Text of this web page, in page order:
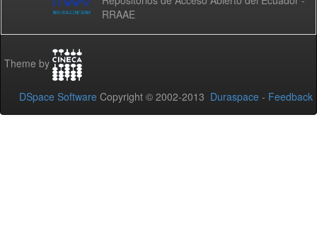
RRAAE
Theme by
DSpace Software Copyright © 2002-2013 Duraspace - Feedback